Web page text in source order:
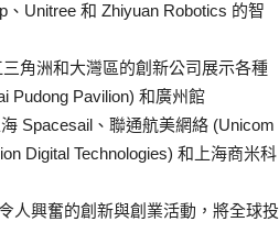
Unitree 和 Zhiyuan Robotics 的智
角洲和大灣區的創新公司展示各種
Pudong Pavilion) 和廣州館
Spacesail、聯通航美網絡 (Unicom
Digital Technologies) 和上海商米科
人興奮的創新與創業活動，將全球投